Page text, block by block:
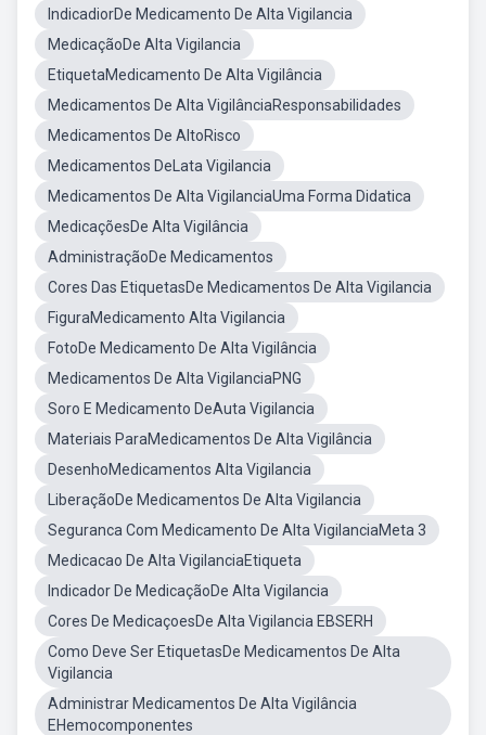
IndicadiorDe Medicamento De Alta Vigilancia
MedicaçãoDe Alta Vigilancia
EtiquetaMedicamento De Alta Vigilância
Medicamentos De Alta VigilânciaResponsabilidades
Medicamentos De AltoRisco
Medicamentos DeLata Vigilancia
Medicamentos De Alta VigilanciaUma Forma Didatica
MedicaçõesDe Alta Vigilância
AdministraçãoDe Medicamentos
Cores Das EtiquetasDe Medicamentos De Alta Vigilancia
FiguraMedicamento Alta Vigilancia
FotoDe Medicamento De Alta Vigilância
Medicamentos De Alta VigilanciaPNG
Soro E Medicamento DeAuta Vigilancia
Materiais ParaMedicamentos De Alta Vigilância
DesenhoMedicamentos Alta Vigilancia
LiberaçãoDe Medicamentos De Alta Vigilancia
Seguranca Com Medicamento De Alta VigilanciaMeta 3
Medicacao De Alta VigilanciaEtiqueta
Indicador De MedicaçãoDe Alta Vigilancia
Cores De MedicaçoesDe Alta Vigilancia EBSERH
Como Deve Ser EtiquetasDe Medicamentos De Alta
Vigilancia
Administrar Medicamentos De Alta Vigilância
EHemocomponentes